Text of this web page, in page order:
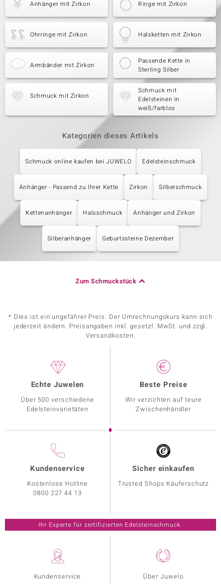
Anhänger mit Zirkon Ringe mit Zirkon
Ohrringe mit Zirkon Halsketten mit Zirkon
Armbänder mit Zirkon
Passende Kette in
Sterling Silber
Schmuck mit Zirkon
Schmuck mit
Edelsteinen in
weiß/farblos
Kategorien dieses Artikels
Schmuck online kaufen bei JUWELO Edelsteinschmuck
Anhänger - Passend zu Ihrer Kette Zirkon Silberschmuck
Kettenanhänger Halsschmuck Anhänger und Zirkon
Silberanhänger Geburtssteine Dezember
Zum Schmuckstück
* Dies ist ein ungefährer Preis. Der Umrechnungskurs kann sich
jederzeit ändern. Preisangaben inkl. gesetzl. MwSt. und zzgl.
Versandkosten.
Kundenservice
Über Juwelo
Echte Juwelen
Über 500 verschiedene
Edelsteinvarietäten
Beste Preise
Wir verzichten auf teure
Zwischenhändler
Kundenservice
Kostenlose Hotline
0800 227 44 13
Sicher einkaufen
Trusted Shops Käuferschutz
Ihr Experte für zertifizierten Edelsteinschmuck.